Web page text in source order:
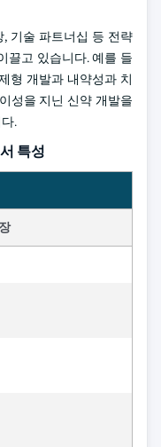
기술 파트너십 등 전략
끌고 있습니다. 예를 들
형 개발과 내약성과 치
성을 지닌 신약 개발을
.
특성